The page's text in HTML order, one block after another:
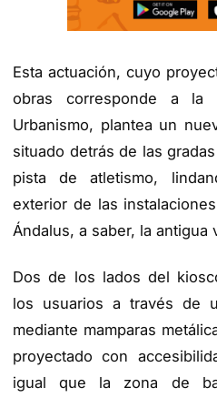
Esta actuación, cuyo
obras corresponde a la
Urbanismo, plantea un
situado detrás de las
pista de atletismo,
exterior de las
Ándalus, a saber, la antigua
Dos de los lados del
los usuarios a través de
mediante mamparas
proyectado con
igual que la zona de